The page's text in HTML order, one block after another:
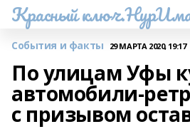
Красный
События и факты 29 МАРТА 2020, 19:17
По улицам Уфы
автомобили-
с призывом